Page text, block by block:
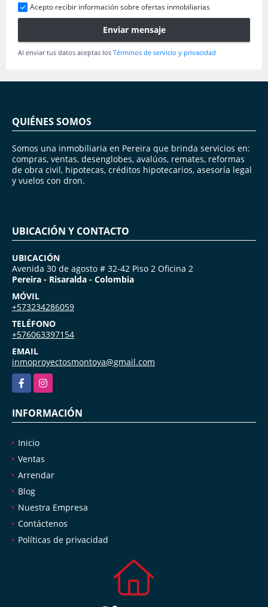
Acepto recibir información sobre ofertas inmobiliarias
Enviar mensaje
Al enviar tus datos aceptas los Términos de servicio y privacidad
QUIÉNES SOMOS
Somos una inmobiliaria en Pereira que brinda servicios en:
compras, ventas, desenglobes, avalúos, remates, reformas
de obra civil, hipotecas, créditos hipotecarios, asesoría legal
y vuelos con dron.
UBICACIÓN Y CONTACTO
UBICACIÓN
Avenida 30 de agosto # 32-42 Piso 2 Oficina 2
Pereira - Risaralda - Colombia
MÓVIL
+573234286059
TELÉFONO
+576063397154
EMAIL
inmoproyectosmontoya@gmail.com
FacebookInstagram
INFORMACIÓN
Inicio
Ventas
Arrendar
Blog
Nuestra Empresa
Contáctenos
Políticas de privacidad